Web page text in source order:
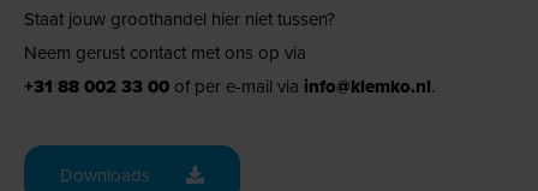
Staat jouw groothandel hier niet tussen?
Neem gerust contact met ons op via
+31 88 002 33 00 of per e-mail via info@klemko.nl.
Downloads